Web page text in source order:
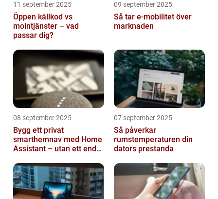
11 september 2025
Öppen källkod vs
molntjänster – vad
passar dig?
09 september 2025
Så tar e-mobilitet över
marknaden
08 september 2025
Bygg ett privat
smarthemnav med Home
Assistant – utan ett enda
07 september 2025
Så påverkar
rumstemperaturen din
dators prestanda